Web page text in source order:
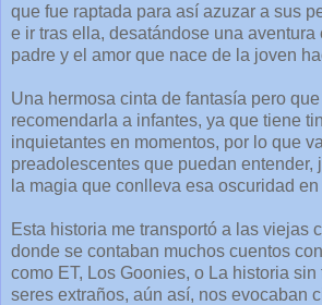
que fue raptada para así azuzar a sus
e ir tras ella, desatándose una aventura
padre y el amor que nace de la joven
Una hermosa cinta de fantasía pero
recomendarla a infantes, ya que tiene
inquietantes en momentos, por lo que
preadolescentes que puedan entender,
la magia que conlleva esa oscuridad
Esta historia me transportó a las viejas
donde se contaban muchos cuentos
como ET, Los Goonies, o La historia
seres extraños, aún así, nos evocaban